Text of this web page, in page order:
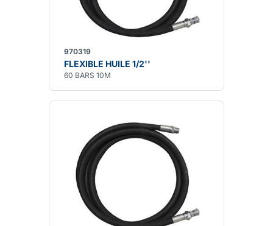
970319
FLEXIBLE HUILE 1/2''
60 BARS 10M